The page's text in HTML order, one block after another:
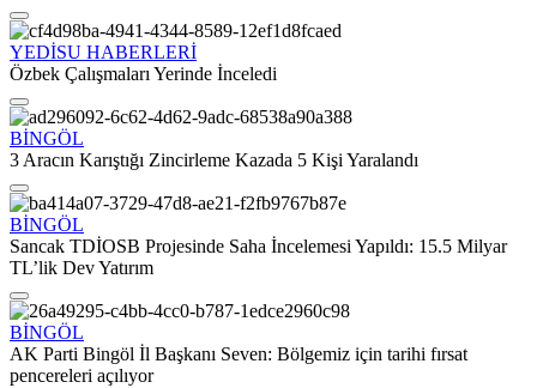
YEDİSU HABERLERİ
Özbek Çalışmaları Yerinde İnceledi
BİNGÖL
3 Aracın Karıştığı Zincirleme Kazada 5 Kişi Yaralandı
BİNGÖL
Sancak TDİOSB Projesinde Saha İncelemesi Yapıldı: 15.5 Milyar
TL’lik Dev Yatırım
BİNGÖL
AK Parti Bingöl İl Başkanı Seven: Bölgemiz için tarihi fırsat
pencereleri açılıyor